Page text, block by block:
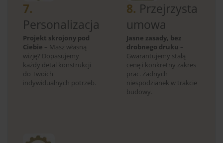
7.
Personalizacja
Projekt skrojony pod
Ciebie – Masz własną
wizję? Dopasujemy
każdy detal konstrukcji
do Twoich
indywidualnych potrzeb.
8. Przejrzysta
umowa
Jasne zasady, bez
drobnego druku –
Gwarantujemy stałą
cenę i konkretny zakres
prac. Żadnych
niespodzianek w trakcie
budowy.